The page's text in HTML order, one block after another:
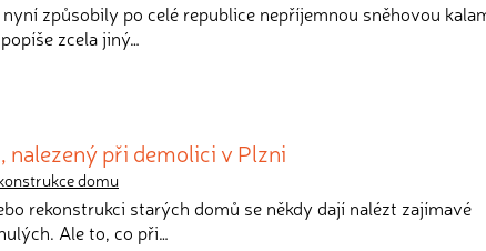
nyní způsobily po celé republice nepříjemnou sněhovou
zcela jiný…
nalezený při demolici v Plzni
domu
rekonstrukci starých domů se někdy dají nalézt zajímavé
Ale to, co při…